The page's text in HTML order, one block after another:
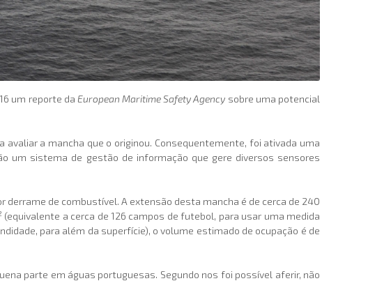
um reporte da European Maritime Safety Agency sobre uma potencial
a mancha que o originou. Consequentemente, foi ativada uma
um sistema de gestão de informação que gere diversos sensores
de combustível. A extensão desta mancha é de cerca de 240
(equivalente a cerca de 126 campos de futebol, para usar uma medida
para além da superfície), o volume estimado de ocupação é de
parte em águas portuguesas. Segundo nos foi possível aferir, não